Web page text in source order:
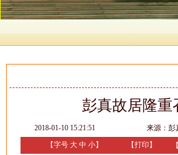
彭真故居隆重
2018-01-10 15:21:51 来源：彭
【字号 大 中 小】 【打印 】